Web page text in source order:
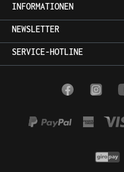
INFORMATIONEN
NEWSLETTER
SERVICE-HOTLINE